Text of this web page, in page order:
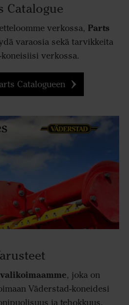
Catalogue
verkossa, Parts
varaosia sekä tarvikkeita
verkossa.
Catalogueen
, joka on
Väderstad-koneidesi
ja tehokkuus.